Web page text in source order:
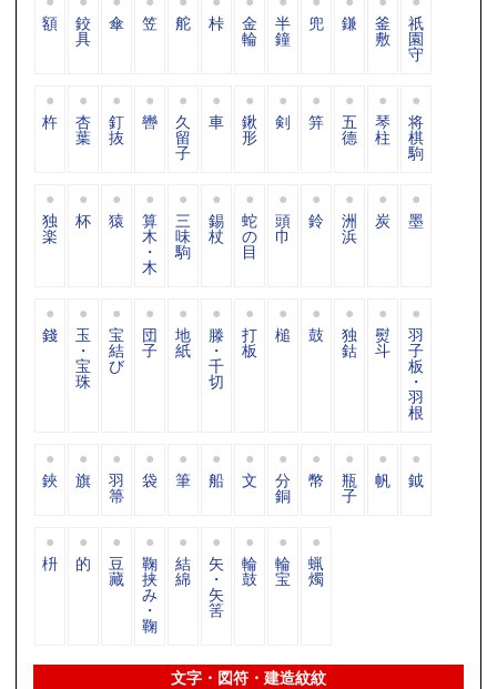
額 鉸
具
傘 笠 舵 桛 金
輪
半
鐘
兜 鎌 釜
敷
祇
園
守
杵 杏
葉
釘
抜
轡 久
留
子
車 鍬
形
剣 笄 五
德
琴
柱
将
棋
駒
独
楽
杯 猿 算
木
・
木
三
味
駒
錫
杖
蛇
の
目
頭
巾
鈴 洲
浜
炭 墨
錢 玉
・
宝
珠
宝
結
び
団
子
地
紙
滕
・
千
切
打
板
槌 鼓 独
鈷
熨
斗
羽
子
板
・
羽
根
鋏 旗 羽
箒
袋 筆 船 文 分
銅
幣 瓶
子
帆 鉞
枡 的 豆
藏
鞠
挟
み
・
鞠
結
綿
矢
・
矢
筈
輪
鼓
輪
宝
蝋
燭
文字・図符・建造紋紋